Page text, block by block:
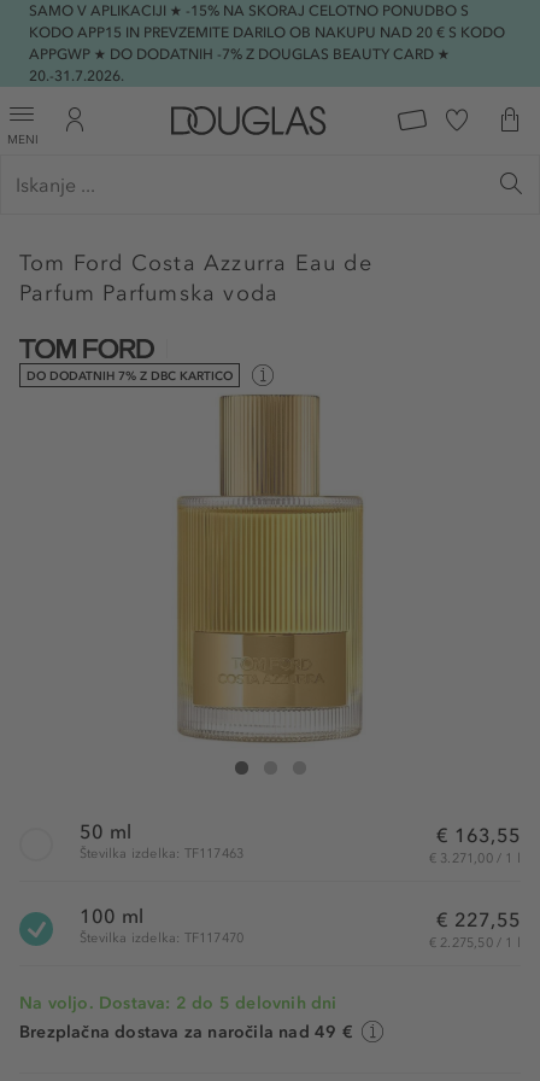
SAMO V APLIKACIJI ★ -15% NA SKORAJ CELOTNO PONUDBO S
KODO APP15 IN PREVZEMITE DARILO OB NAKUPU NAD 20 € S KODO
APPGWP ★ DO DODATNIH -7% Z DOUGLAS BEAUTY CARD ★
20.-31.7.2026.
MENI
Tom Ford Costa Azzurra Eau de
Parfum Parfumska voda
DO DODATNIH 7% Z DBC KARTICO
Tom Ford Costa Azzurra Eau de Parfum
50 ml
Številka izdelka: TF117463
€ 163,55
€ 3.271,00 / 1 l
100 ml
Številka izdelka: TF117470
€ 227,55
€ 2.275,50 / 1 l
Na voljo. Dostava: 2 do 5 delovnih dni
Brezplačna dostava za naročila nad 49 €